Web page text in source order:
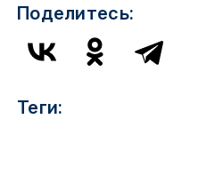
Поделитесь:
Теги: